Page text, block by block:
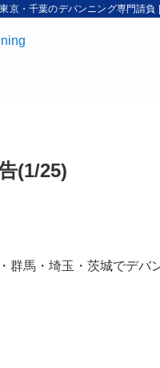
京・千葉のデバンニング専門請
(1/25)
群馬・埼玉・茨城でデバ